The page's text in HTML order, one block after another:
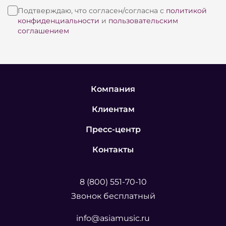
габариты. Данная консоль является идеальным
решением для установки и работы в стесненных
тестирования оборудования на площадке или на
Расширенная поддержка управления медиа-
Морфинг и клонирование приборов
Подтверждаю, что согласен/согласна с политикой
конфиденциальности и пользовательским
соглашением
Компания
Клиентам
Пресс-центр
Контакты
8 (800) 551-70-10
Звонок бесплатный
info@asiamusic.ru